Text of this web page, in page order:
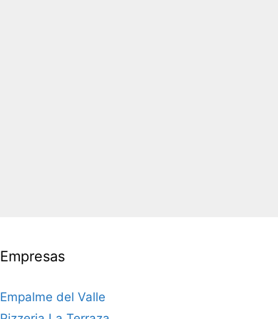
Empresas
Empalme del Valle